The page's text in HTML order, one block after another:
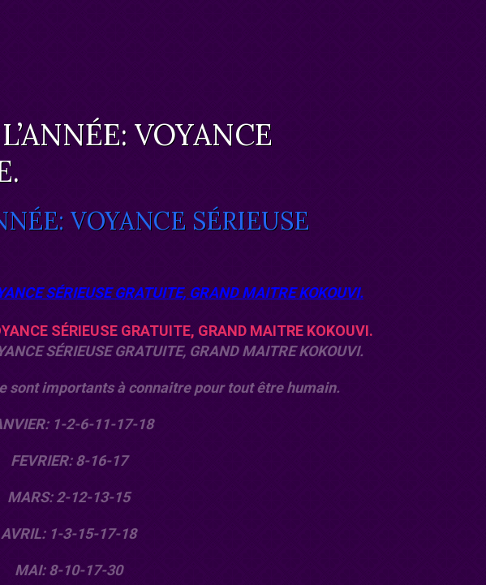
VOYANCE
VOYANCE SÉRIEUSE
SÉRIEUSE GRATUITE, GRAND MAITRE KOKOUVI.
SÉRIEUSE GRATUITE, GRAND MAITRE KOKOUVI.
sont importants à connaitre pour tout être humain.
1-2-6-11-17-18
FEVRIER: 8-16-17
MARS: 2-12-13-15
AVRIL: 1-3-15-17-18
MAI: 8-10-17-30